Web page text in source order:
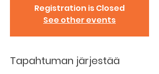
Registration is Closed
See other events
Tapahtuman järjestää